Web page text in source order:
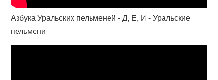
Азбука Уральских пельменей - Д, Е, И - Уральские
пельмени